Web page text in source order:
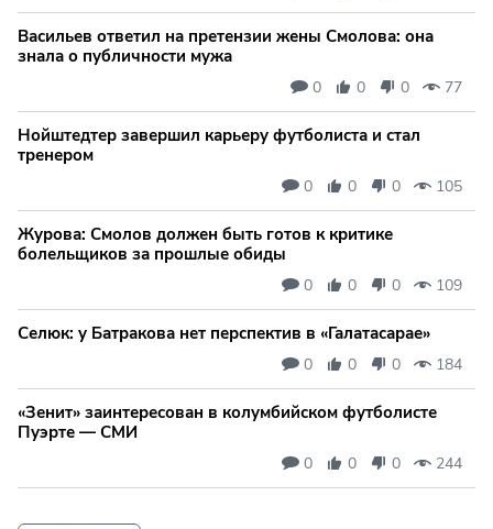
Васильев ответил на претензии жены Смолова: она
знала о публичности мужа
0 0 0 77
Нойштедтер завершил карьеру футболиста и стал
тренером
0 0 0 105
Журова: Смолов должен быть готов к критике
болельщиков за прошлые обиды
0 0 0 109
Селюк: у Батракова нет перспектив в «Галатасарае»
0 0 0 184
«Зенит» заинтересован в колумбийском футболисте
Пуэрте — СМИ
0 0 0 244